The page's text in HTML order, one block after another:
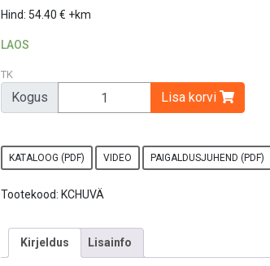
Hind: 54.40 € +km
LAOS
TK
Kogus Lisa korvi
KATALOOG (PDF) VIDEO PAIGALDUSJUHEND (PDF)
Tootekood: KCHUVÄ
Kirjeldus Lisainfo